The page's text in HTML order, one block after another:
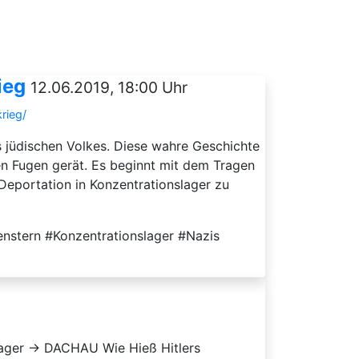
12.06.2019, 18:00 Uhr
Volkes. Diese wahre Geschichte
Fugen gerät. Es beginnt mit dem Tragen
in Konzentrationslager zu
#Konzentrationslager #Nazis
→ DACHAU Wie Hieß Hitlers